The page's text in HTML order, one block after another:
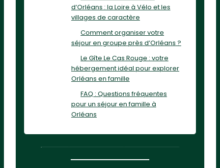
d’Orléans : la Loire à Vélo et les
villages de caractère
Comment organiser votre
séjour en groupe près d’Orléans ?
Le Gîte Le Cas Rouge : votre
hébergement idéal pour explorer
Orléans en famille
FAQ : Questions fréquentes
pour un séjour en famille à
Orléans